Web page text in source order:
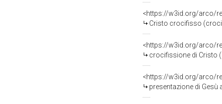
<https://w3id.org/arco/
Cristo crocifisso
<https://w3id.org/arco/
crocifissione di Cristo
<https://w3id.org/arco/
presentazione di Gesù